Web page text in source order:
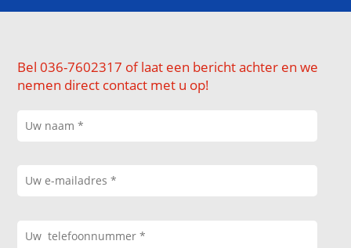
Bel 036-7602317 of laat een bericht achter en we
nemen direct contact met u op!